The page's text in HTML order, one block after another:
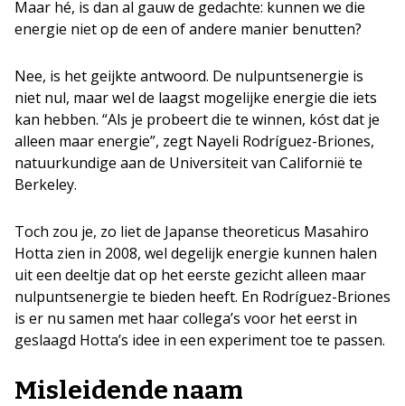
Maar hé, is dan al gauw de gedachte: kunnen we die
energie niet op de een of andere manier benutten?
Nee, is het geijkte antwoord. De nulpuntsenergie is
niet nul, maar wel de laagst mogelijke energie die iets
kan hebben. “Als je probeert die te winnen, kóst dat je
alleen maar energie”, zegt Nayeli Rodríguez-Briones,
natuurkundige aan de Universiteit van Californië te
Berkeley.
Toch zou je, zo liet de Japanse theoreticus Masahiro
Hotta zien in 2008, wel degelijk energie kunnen halen
uit een deeltje dat op het eerste gezicht alleen maar
nulpuntsenergie te bieden heeft. En Rodríguez-Briones
is er nu samen met haar collega’s voor het eerst in
geslaagd Hotta’s idee in een experiment toe te passen.
Misleidende naam